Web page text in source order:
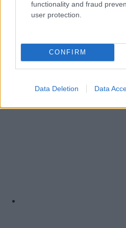
functionality and fraud
user protection.
CONFIRM
Data Deletion Data